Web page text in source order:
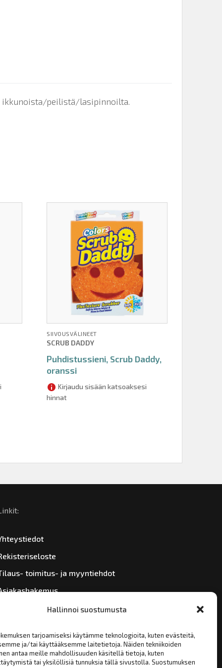
Hallinnoi suostumusta
tarjoamiseksi käytämme teknologioita, kuten evästeitä,
ja/tai käyttääksemme laitetietoja. Näiden tekniikoiden
antaa meille mahdollisuuden käsitellä tietoja, kuten
tai yksilöllisiä tunnuksia tällä sivustolla. Suostumuksen
ikkunoista/peilistä/lasipinnoilta.
SIIVOUSVÄLINEET
SCRUB DADDY
Puhdistussieni, Scrub Daddy,
oranssi
Kirjaudu sisään katsoaksesi
hinnat
toimitus- ja myyntiehdot